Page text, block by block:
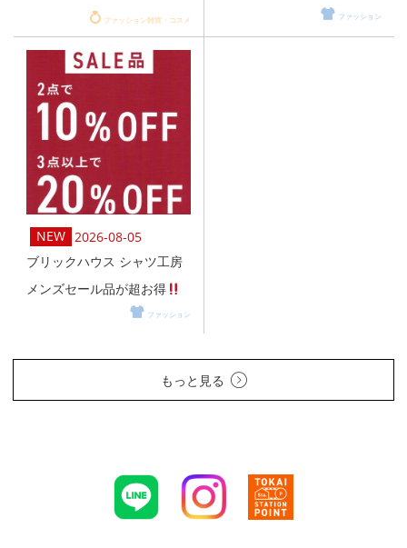
ファッション雑貨・コスメ ファッション
2026-08-05
ブリックハウス シャツ工房
メンズセール品が超お得
ファッション
もっと見る